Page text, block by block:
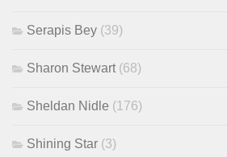
Serapis Bey (39)
Sharon Stewart (68)
Sheldan Nidle (176)
Shining Star (3)